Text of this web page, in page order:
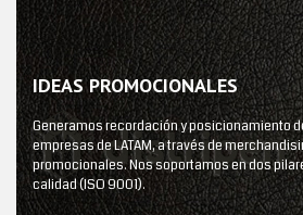
IDEAS PROMOCIONALES
Generamos recordación y posicionamiento
empresas de LATAM, a través de
promocionales. Nos soportamos en dos
calidad (ISO 9001).